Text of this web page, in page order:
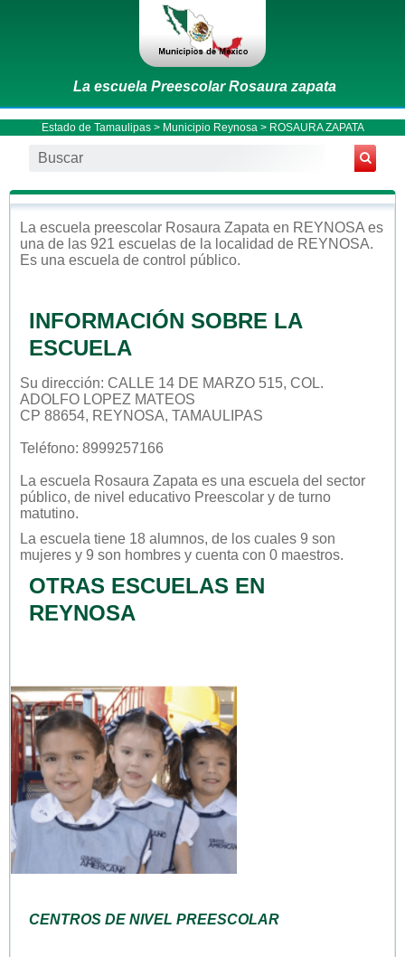
La escuela Preescolar Rosaura zapata
Estado de Tamaulipas> Municipio Reynosa > ROSAURA ZAPATA
La escuela preescolar Rosaura Zapata en REYNOSA es
una de las 921 escuelas de la localidad de REYNOSA.
Es una escuela de control público.
INFORMACIÓN SOBRE LA
ESCUELA
Su dirección: CALLE 14 DE MARZO 515, COL.
ADOLFO LOPEZ MATEOS
CP 88654, REYNOSA, TAMAULIPAS
Teléfono: 8999257166
La escuela Rosaura Zapata es una escuela del sector
público, de nivel educativo Preescolar y de turno
matutino.
La escuela tiene 18 alumnos, de los cuales 9 son
mujeres y 9 son hombres y cuenta con 0 maestros.
OTRAS ESCUELAS EN
REYNOSA
CENTROS DE NIVEL PREESCOLAR